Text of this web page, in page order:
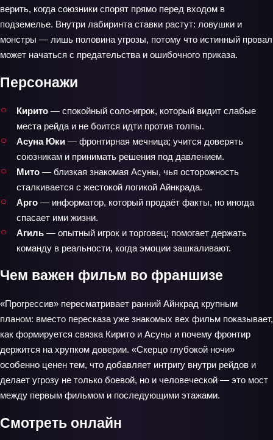
верить, когда союзники спорят прямо перед входом в
подземелье. Внутри лабиринта ставки растут: ловушки и
монстры — лишь половина угрозы, потому что истинный провал
может начаться с предательства и ошибочного приказа.
Персонажи
Кирито — спокойный соло‑игрок, который видит слабые
места рейда и не боится идти против толпы.
Асуна Юки — фронтирная мечница; учится доверять
союзникам и принимать решения под давлением.
Мито — близкая знакомая Асуны, чья осторожность
сталкивается с жестокой логикой Айнкрада.
Арго — информатор, который продаёт факты, но иногда
спасает ими жизни.
Агиль — опытный игрок и торговец; помогает держать
команду в реальности, когда эмоции зашкаливают.
Чем важен фильм во франшизе
«Прогрессив» пересматривает ранний Айнкрад крупным
планом: вместо пересказа уже знакомых вех фильм показывает,
как формируется связка Кирито и Асуны и почему фронтир
держится на хрупком доверии. «Скерцо глубокой ночи»
особенно ценен тем, что добавляет интригу внутри рейдов и
делает угрозу не только боевой, но и человеческой — это мост
между первым фильмом и последующими этажами.
Смотреть онлайн